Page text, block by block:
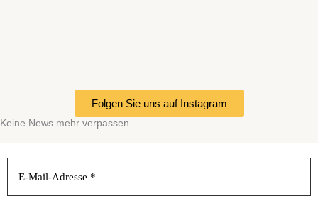
Folgen Sie uns auf Instagram
Keine News mehr verpassen